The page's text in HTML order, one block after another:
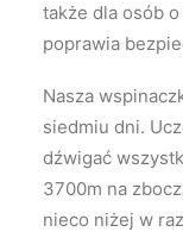
także dla osób
poprawia
Nasza
siedmiu dni.
dźwigać
3700m na
nieco niżej w